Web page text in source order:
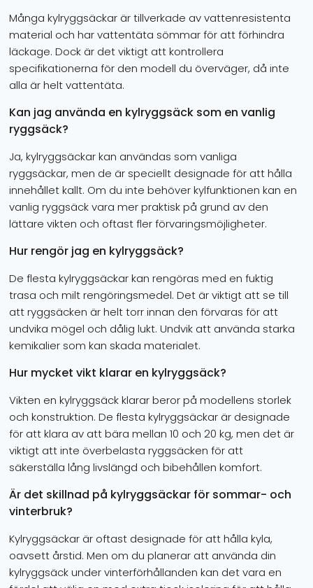
Många kylryggsäckar är tillverkade av vattenresistenta
material och har vattentäta sömmar för att förhindra
läckage. Dock är det viktigt att kontrollera
specifikationerna för den modell du överväger, då inte
alla är helt vattentäta.
Kan jag använda en kylryggsäck som en vanlig
ryggsäck?
Ja, kylryggsäckar kan användas som vanliga
ryggsäckar, men de är speciellt designade för att hålla
innehållet kallt. Om du inte behöver kylfunktionen kan en
vanlig ryggsäck vara mer praktisk på grund av den
lättare vikten och oftast fler förvaringsmöjligheter.
Hur rengör jag en kylryggsäck?
De flesta kylryggsäckar kan rengöras med en fuktig
trasa och milt rengöringsmedel. Det är viktigt att se till
att ryggsäcken är helt torr innan den förvaras för att
undvika mögel och dålig lukt. Undvik att använda starka
kemikalier som kan skada materialet.
Hur mycket vikt klarar en kylryggsäck?
Vikten en kylryggsäck klarar beror på modellens storlek
och konstruktion. De flesta kylryggsäckar är designade
för att klara av att bära mellan 10 och 20 kg, men det är
viktigt att inte överbelasta ryggsäcken för att
säkerställa lång livslängd och bibehållen komfort.
Är det skillnad på kylryggsäckar för sommar- och
vinterbruk?
Kylryggsäckar är oftast designade för att hålla kyla,
oavsett årstid. Men om du planerar att använda din
kylryggsäck under vinterförhållanden kan det vara en